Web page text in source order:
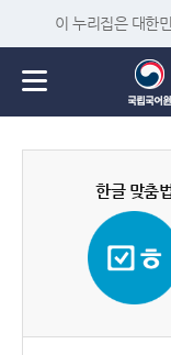
이 누리집은 대한
한글 맞춤